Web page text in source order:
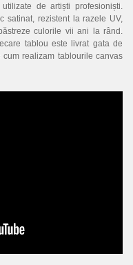
de artiști profesioniști.
satinat, rezistent la razele UV,
culorile vii ani la rând.
tablou este livrat gata de
realizam tablourile canvas